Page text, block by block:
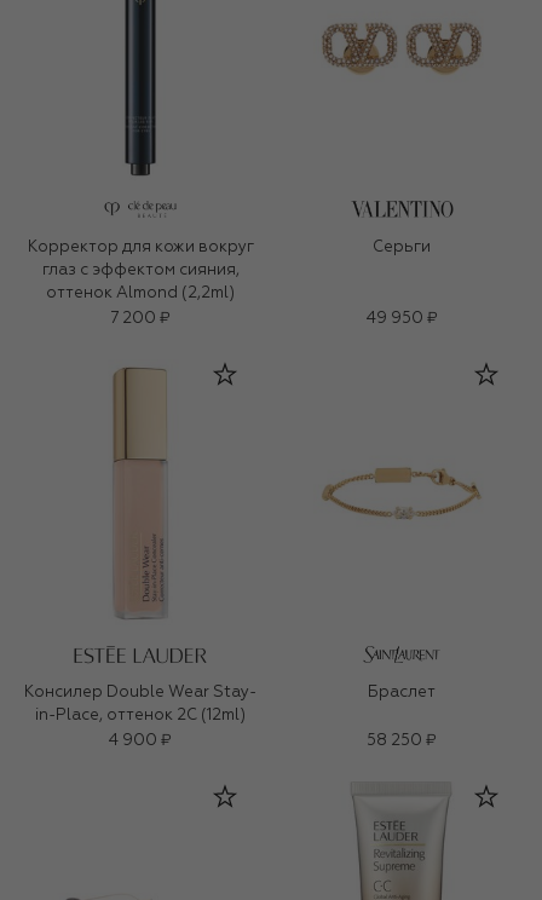
Корректор для кожи вокруг
глаз с эффектом сияния,
оттенок Almond (2,2ml)
7 200 ₽
Серьги
49 950 ₽
Консилер Double Wear Stay-
in-Place, оттенок 2C (12ml)
4 900 ₽
Браслет
58 250 ₽